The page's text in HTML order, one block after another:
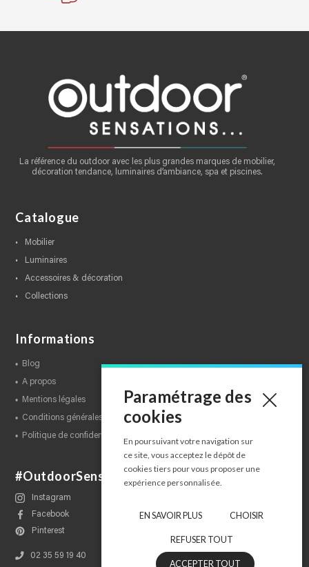
La référence du outdoor avec les plus grandes marques de mobilier,
décoration tendance, luminaires d’ambiance, spa et piscines.
Catalogue
mobilier
luminaires
accessoires & décoration
collections
Informations
blog
a propos
mentions légales
conditions générales de ventes
politique de confidentialité
#OutdoorSensations
Instagram
Facebook
Pinterest
02 35 59 19 40
Paramétrage des
cookies
En poursuivant votre navigation sur
ce site, vous acceptez le dépôt de
cookies tiers pour vous proposer une
expérience personnalisée.
EN SAVOIR PLUS CHOISIR
REFUSER TOUT
ACCEPTER TOUT